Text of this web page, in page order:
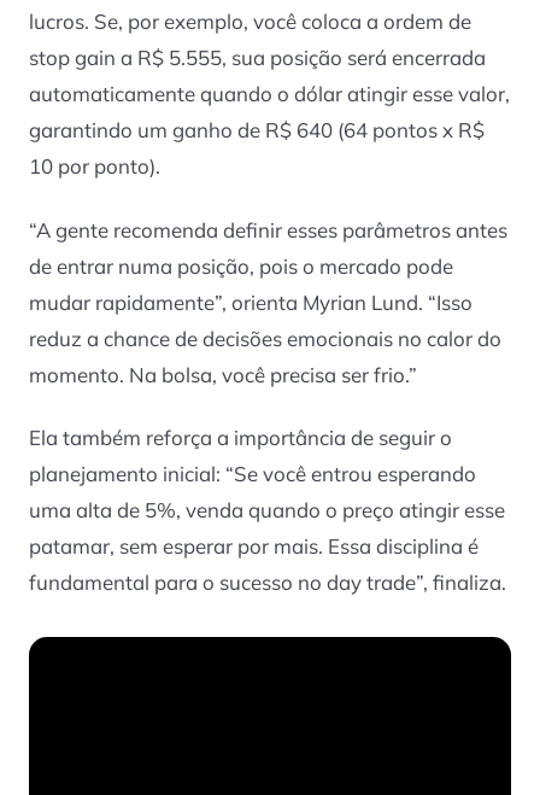
lucros. Se, por exemplo, você coloca a ordem de
stop gain a R$ 5.555, sua posição será encerrada
automaticamente quando o dólar atingir esse valor,
garantindo um ganho de R$ 640 (64 pontos x R$
10 por ponto).
“A gente recomenda definir esses parâmetros antes
de entrar numa posição, pois o mercado pode
mudar rapidamente”, orienta Myrian Lund. “Isso
reduz a chance de decisões emocionais no calor do
momento. Na bolsa, você precisa ser frio.”
Ela também reforça a importância de seguir o
planejamento inicial: “Se você entrou esperando
uma alta de 5%, venda quando o preço atingir esse
patamar, sem esperar por mais. Essa disciplina é
fundamental para o sucesso no day trade”, finaliza.